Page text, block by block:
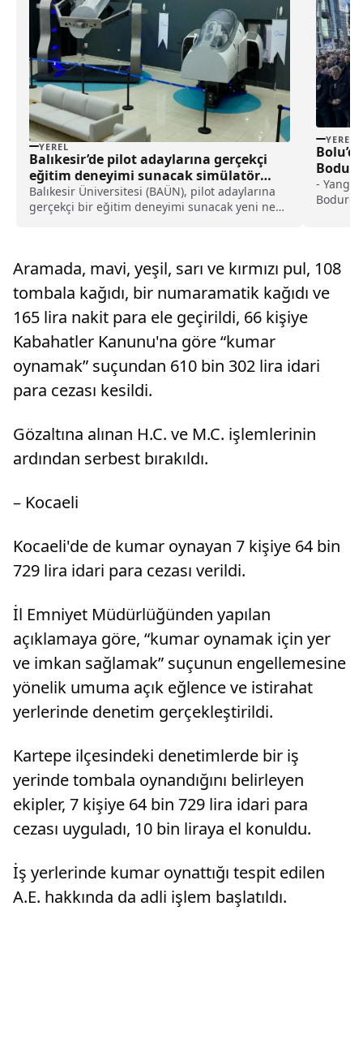
YEREL
Balıkesir’de pilot adaylarına gerçekçi
eğitim deneyimi sunacak simülatör
geliştiriliyor haberi
Balıkesir Üniversitesi (BAÜN), pilot adaylarına
gerçekçi bir eğitim deneyimi sunacak yeni nesil
akademisyenl...
YEREL
-
Aramada, mavi, yeşil, sarı ve kırmızı pul, 108
tombala kağıdı, bir numaramatik kağıdı ve
165 lira nakit para ele geçirildi, 66 kişiye
Kabahatler Kanunu'na göre “kumar
oynamak” suçundan 610 bin 302 lira idari
para cezası kesildi.
Gözaltına alınan H.C. ve M.C. işlemlerinin
ardından serbest bırakıldı.
– Kocaeli
Kocaeli'de de kumar oynayan 7 kişiye 64 bin
729 lira idari para cezası verildi.
İl Emniyet Müdürlüğünden yapılan
açıklamaya göre, “kumar oynamak için yer
ve imkan sağlamak” suçunun engellemesine
yönelik umuma açık eğlence ve istirahat
yerlerinde denetim gerçekleştirildi.
Kartepe ilçesindeki denetimlerde bir iş
yerinde tombala oynandığını belirleyen
ekipler, 7 kişiye 64 bin 729 lira idari para
cezası uyguladı, 10 bin liraya el konuldu.
İş yerlerinde kumar oynattığı tespit edilen
A.E. hakkında da adli işlem başlatıldı.